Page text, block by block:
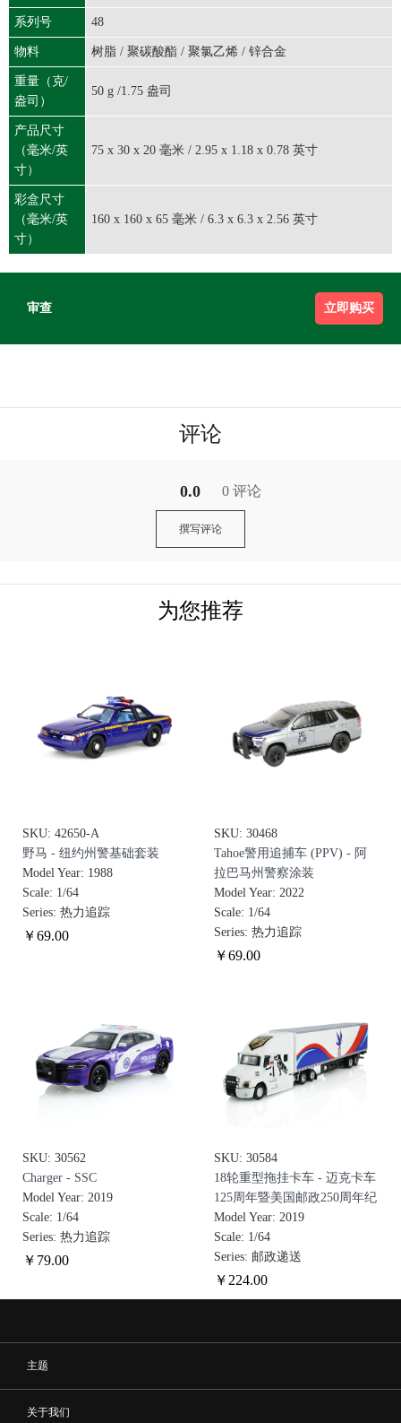
系列号 48
物料 树脂 / 聚碳酸酯 / 聚氯乙烯 / 锌合金
重量（克/
盎司）
50 g /1.75 盎司
产品尺寸
（毫米/英
寸）
75 x 30 x 20 毫米 / 2.95 x 1.18 x 0.78 英寸
彩盒尺寸
（毫米/英
寸）
160 x 160 x 65 毫米 / 6.3 x 6.3 x 2.56 英寸
审查 立即购买
评论
0.0 0 评论
撰写评论
为您推荐
SKU: 42650-A
野马 - 纽约州警基础套装
Model Year: 1988
Scale: 1/64
Series: 热力追踪
￥69.00
SKU: 30468
Tahoe警用追捕车 (PPV) - 阿
拉巴马州警察涂装
Model Year: 2022
Scale: 1/64
Series: 热力追踪
￥69.00
SKU: 30562
Charger - SSC
Model Year: 2019
Scale: 1/64
Series: 热力追踪
￥ 79.00
SKU: 30584
18轮重型拖挂卡车 - 迈克卡车
125周年暨美国邮政250周年纪
念版
Model Year: 2019
Scale: 1/64
Series: 邮政递送
￥ 224.00
主题
关于我们